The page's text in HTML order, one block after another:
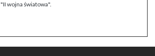
wojna światowa".